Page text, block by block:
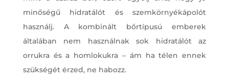
minőségű hidratálót és szemkörnyékápolót
használj. A kombinált bőrtípusú emberek
általában nem használnak sok hidratálót az
orrukra és a homlokukra – ám ha télen ennek
szükségét érzed, ne habozz.